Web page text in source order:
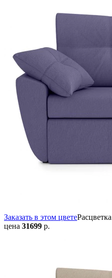
Заказать в этом цветеРасцветка
цена 31699 р.